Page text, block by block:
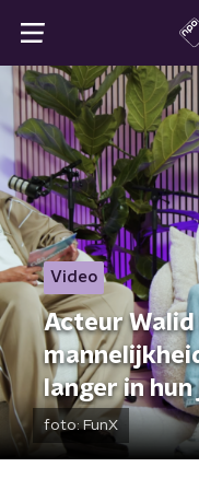
Video
Acteur
langer in hun
foto:FunX